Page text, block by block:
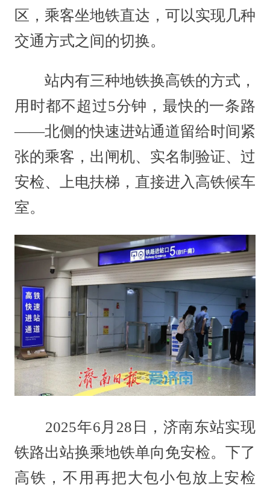
区，乘客坐地铁直达，可以实现几种
交通方式之间的切换。
站内有三种地铁换高铁的方式，
用时都不超过5分钟，最快的一条路
——北侧的快速进站通道留给时间紧
张的乘客，出闸机、实名制验证、过
安检、上电扶梯，直接进入高铁候车
室。
2025年6月28日，济南东站实现
铁路出站换乘地铁单向免安检。下了
高铁，不用再把大包小包放上安检